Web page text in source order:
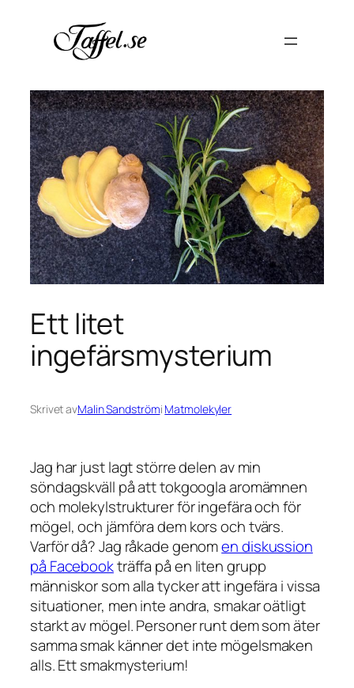
innehåll
Ett litet
ingefärsmysterium
Skrivet avMalin Sandströmi Matmolekyler
Jag har just lagt större delen av min
söndagskväll på att tokgoogla aromämnen
och molekylstrukturer för ingefära och för
mögel, och jämföra dem kors och tvärs.
Varför då? Jag råkade genomen diskussion
på Facebookträffa på en liten grupp
människor som alla tycker att ingefära i vissa
situationer, men inte andra, smakar oätligt
starkt av mögel. Personer runt dem som äter
samma smak känner det inte mögelsmaken
alls. Ett smakmysterium!